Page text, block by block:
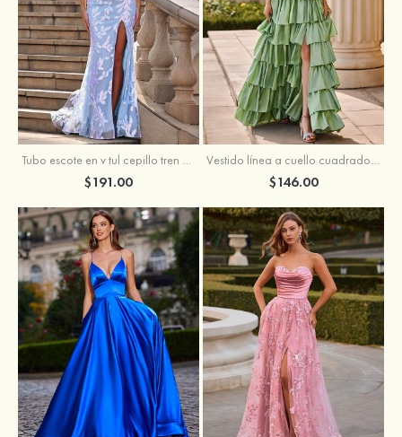
Tubo escote en v tul cepillo tren vestido de graduación
$191.00
Vestido línea a cuello cuadrado tafetán hasta el suelo vestido de graduación con volantes
$146.00